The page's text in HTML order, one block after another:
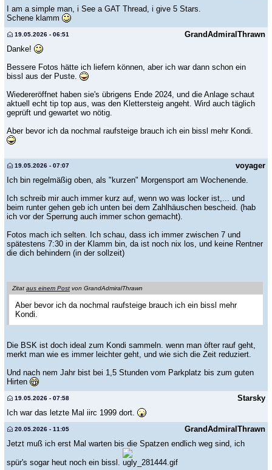
I am a simple man, i See a GAT Thread, i give 5 Stars.
Schene klamm
GrandAdmiralThrawn
19.05.2026 - 06:51
Danke!
Bessere Fotos hätte ich liefern können, aber ich war dann schon ein
bissl aus der Puste.
Wiedereröffnet haben sie's übrigens Ende 2024, und die Anlage schaut
aktuell echt tip top aus, was den Klettersteig angeht. Wird auch täglich
geprüft und gewartet wo nötig.
Aber bevor ich da nochmal raufsteige brauch ich ein bissl mehr Kondi.
voyager
19.05.2026 - 07:07
Ich bin regelmäßig oben, als "kurzen" Morgensport am Wochenende.
Ich schreib mir auch immer kurz auf, wenn wo was locker ist,... und
beim runter gehen geb ich unten bei dem Zahlhäuschen bescheid. (hab
ich vor der Sperrung auch immer schon gemacht).
Fotos mach ich selten. Ich schau, dass ich immer zwischen 7 und
spätestens 7:30 in der Klamm bin, da ist noch nix los, und keine Rentner
die dich behindern (in der sollzeit)
Zitat aus einem Post von GrandAdmiralThrawn
Aber bevor ich da nochmal raufsteige brauch ich ein bissl mehr
Kondi.
Die BSK ist doch ideal zum Kondi sammeln. wenn man öfter rauf geht,
merkt man wie es immer leichter geht, und wie sich die Zeit reduziert.
Und nach nem Jahr bist bei 1,5 Stunden vom Parkplatz bis zum guten
Hirten
Starsky
19.05.2026 - 07:58
Ich war das letzte Mal iirc 1999 dort.
GrandAdmiralThrawn
20.05.2026 - 11:05
Jetzt muß ich erst Mal warten bis die Spatzen endlich weg sind, ich
spür's sogar heut noch ein bissl.